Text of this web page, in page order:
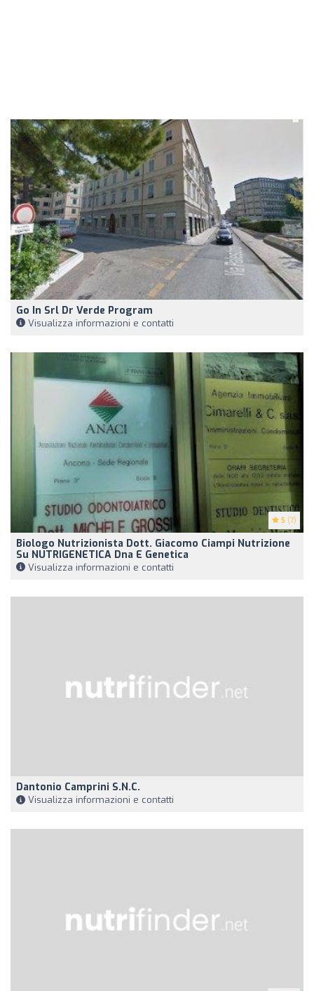
Go In Srl Dr Verde Program
Visualizza informazioni e contatti
5 (7)
Biologo Nutrizionista Dott. Giacomo Ciampi Nutrizione
Su NUTRIGENETICA Dna E Genetica
Visualizza informazioni e contatti
Dantonio Camprini S.N.C.
Visualizza informazioni e contatti